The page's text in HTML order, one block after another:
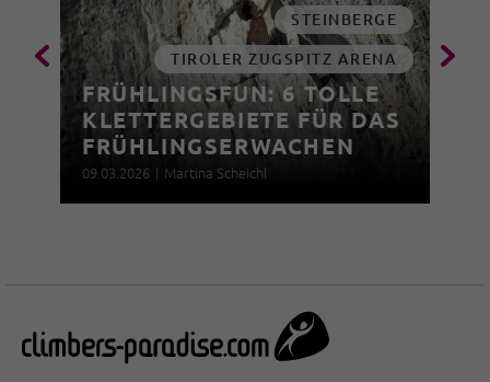
STEINBERGE
TIROLER ZUGSPITZ ARENA
FRÜHLINGSFUN: 6 TOLLE
KLETTERGEBIETE FÜR DAS
FRÜHLINGSERWACHEN
09.03.2026 | Martina Scheichl